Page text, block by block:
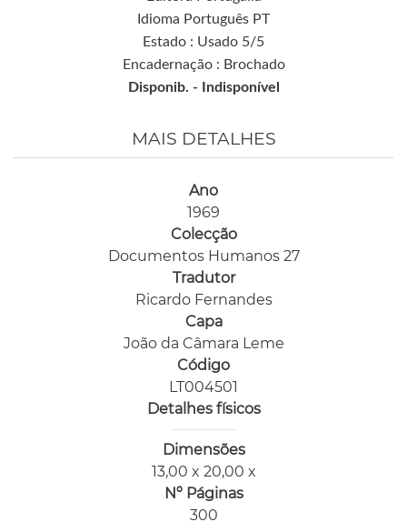
Idioma Português PT
Estado : Usado 5/5
Encadernação : Brochado
Disponib. -
Indisponível
MAIS DETALHES
Ano
1969
Colecção
Documentos Humanos 27
Tradutor
Ricardo Fernandes
Capa
João da Câmara Leme
Código
LT004501
Detalhes físicos
Dimensões
13,00 x 20,00 x
Nº Páginas
300